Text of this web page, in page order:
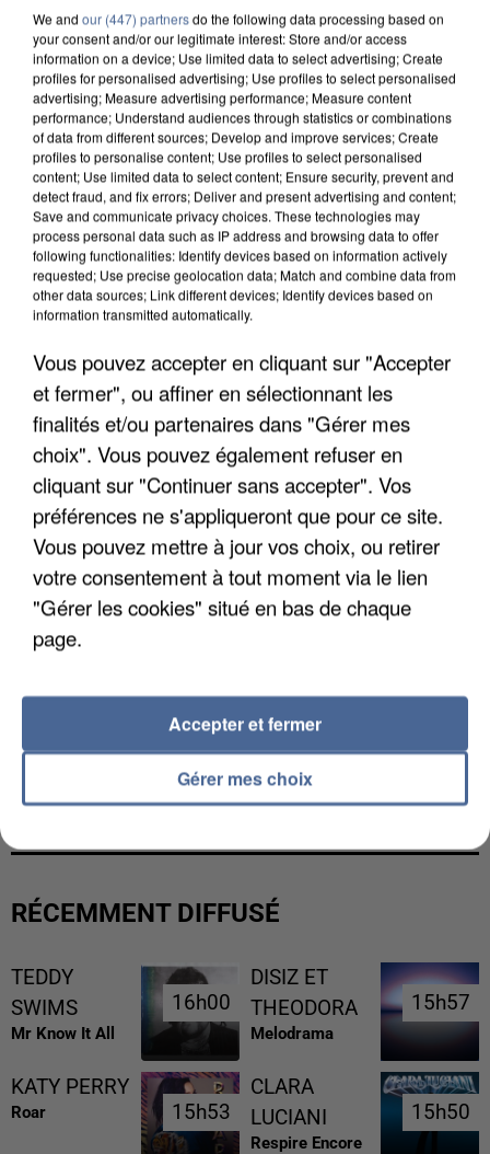
UNE TOURISTE DE L’OISE EMPORTÉE PAR UNE
COULÉE DE BOUE EN HAUTE-SAVOIE
LES DONNÉES DE 300 000 CLIENTS DÉROBÉES À
INTERMARCHÉ APRÈS UNE...
RÉCEMMENT DIFFUSÉ
TEDDY
SWIMS
Mr Know It All
16h00
16h00
DISIZ ET
THEODORA
Melodrama
15h57
15h57
KATY PERRY
Roar 15h53
15h53
CLARA
LUCIANI
Respire Encore
15h50
15h50
We and our (447) partnersdo the following data processing based on
your consent and/or our legitimate interest: Store and/or access
information on a device; Use limited data to select advertising; Create
profiles for personalised advertising; Use profiles to select personalised
advertising; Measure advertising performance; Measure content
performance; Understand audiences through statistics or combinations
of data from different sources; Develop and improve services; Create
profiles to personalise content; Use profiles to select personalised
content; Use limited data to select content; Ensure security, prevent and
detect fraud, and fix errors; Deliver and present advertising and content;
Save and communicate privacy choices. These technologies may
process personal data such as IP address and browsing data to offer
following functionalities: Identify devices based on information actively
requested; Use precise geolocation data; Match and combine data from
other data sources; Link different devices; Identify devices based on
information transmitted automatically.
Vous pouvez accepter en cliquant sur "Accepter
et fermer", ou affiner en sélectionnant les
finalités et/ou partenaires dans "Gérer mes
choix". Vous pouvez également refuser en
cliquant sur "Continuer sans accepter". Vos
préférences ne s'appliqueront que pour ce site.
Vous pouvez mettre à jour vos choix, ou retirer
votre consentement à tout moment via le lien
"Gérer les cookies" situé en bas de chaque
page.
Gérer mes choix
Accepter et fermer